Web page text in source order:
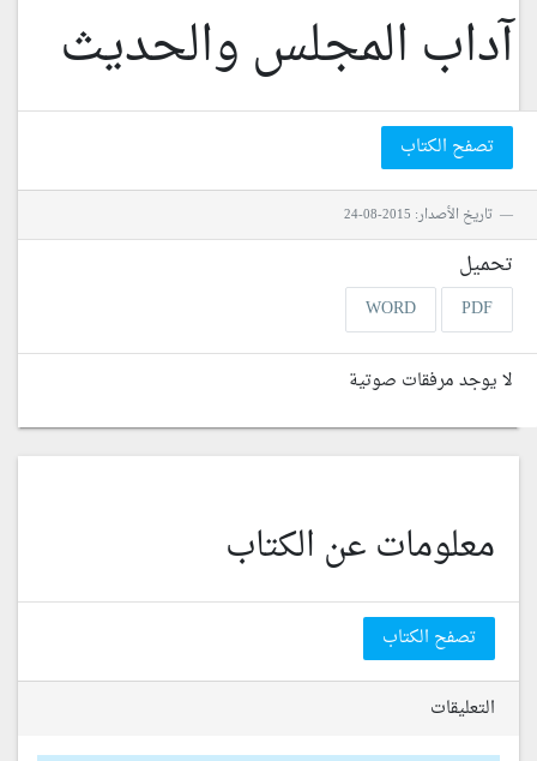
آداب المجلس والحديث
تصفح الكتاب
تاريخ الأصدار: 2015-08-24
تحميل
PDF
WORD
لا يوجد مرفقات صوتية
معلومات عن الكتاب
تصفح الكتاب
التعليقات